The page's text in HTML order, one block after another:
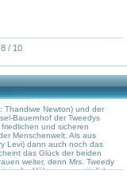
/ 10
Thandiwe Newton) und der
Bauernhof der Tweedys
und sicheren
Menschenwelt. Als aus
Levi) dann auch noch das
das Glück der beiden
weiter, denn Mrs. Tweedy
in der Hühner zu unsäglichen
Ginger, Rocky und ihrer